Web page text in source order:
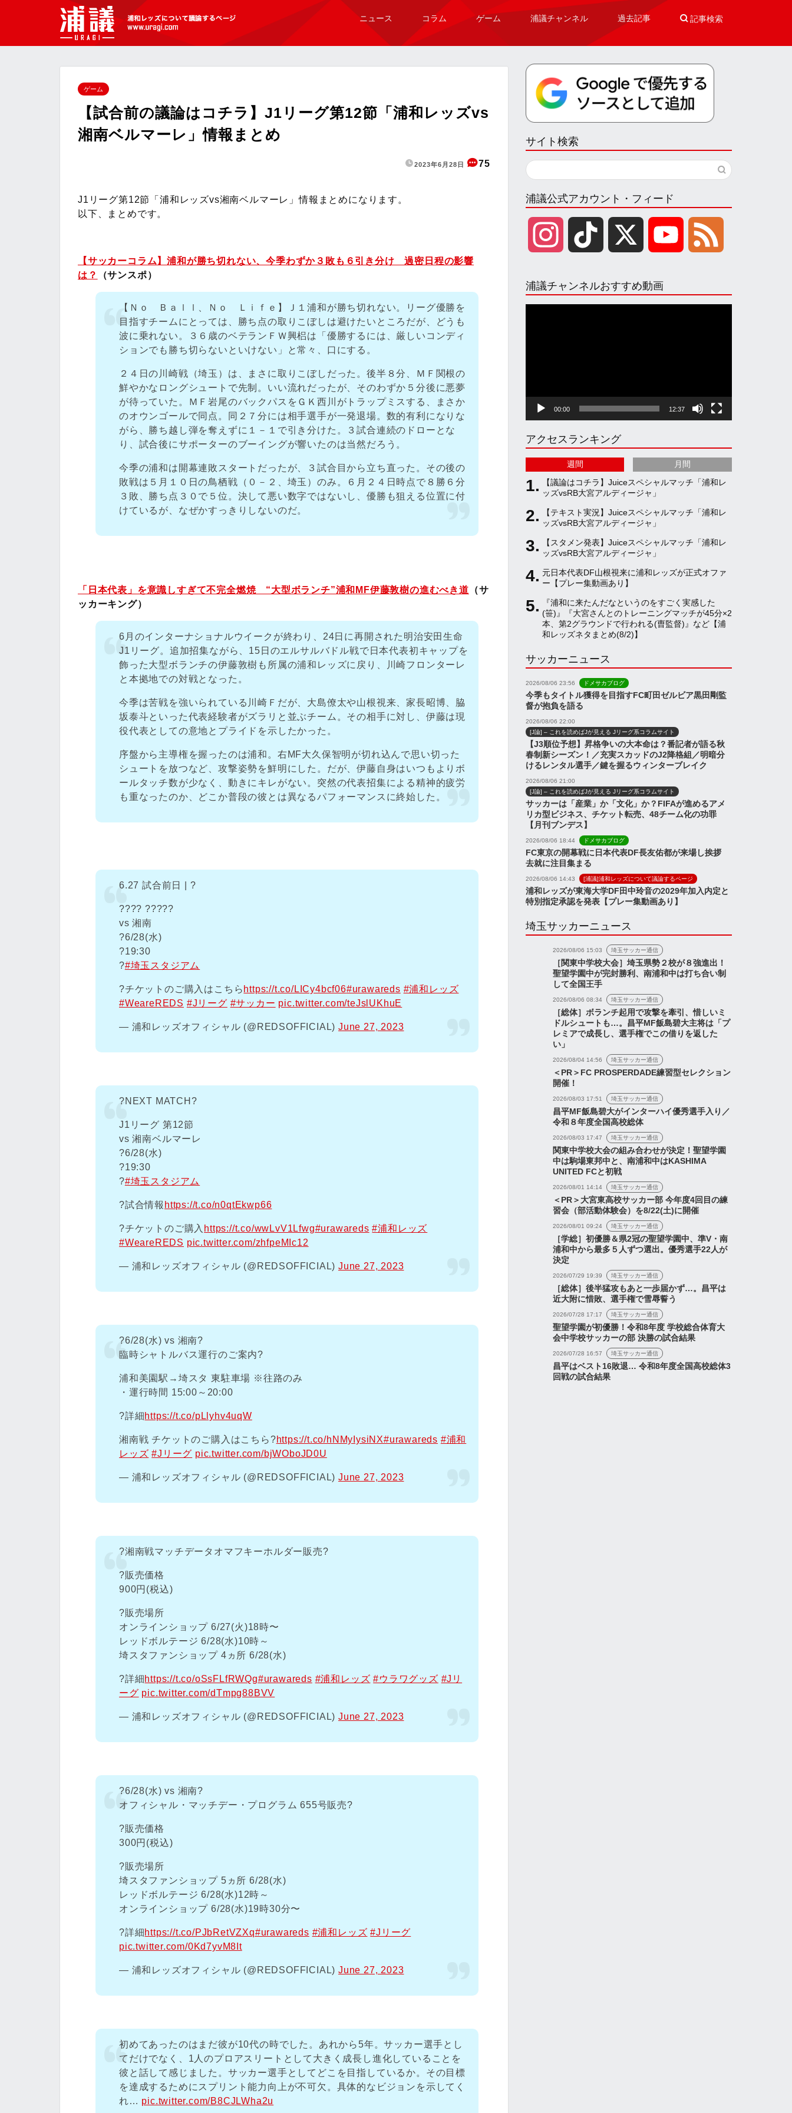
[浦議]浦和レッズについて議論するペ
ニュース コラム ゲーム 浦議チャンネル 過去記事  記事検索
ゲーム
【試合前の議論はコチラ】J1リーグ第12節「浦和レッズvs
湘南ベルマーレ」情報まとめ
2023年6月28日 75
J1リーグ第12節「浦和レッズvs湘南ベルマーレ」情報まとめになります。
以下、まとめです。
【サッカーコラム】浦和が勝ち切れない、今季わずか３敗も６引き分け 過密日程の影響
は？
（サンスポ）
【Ｎｏ Ｂａｌｌ、Ｎｏ Ｌｉｆｅ】Ｊ１浦和が勝ち切れない。リーグ優勝を
目指すチームにとっては、勝ち点の取りこぼしは避けたいところだが、どうも
波に乗れない。３６歳のベテランＦＷ興梠は「優勝するには、厳しいコンディ
ションでも勝ち切らないといけない」と常々、口にする。
２４日の川崎戦（埼玉）は、まさに取りこぼしだった。後半８分、ＭＦ関根の
鮮やかなロングシュートで先制。いい流れだったが、そのわずか５分後に悪夢
が待っていた。ＭＦ岩尾のバックパスをＧＫ西川がトラップミスする、まさか
のオウンゴールで同点。同２７分には相手選手が一発退場。数的有利になりな
がら、勝ち越し弾を奪えずに１－１で引き分けた。３試合連続のドローとな
り、試合後にサポーターのブーイングが響いたのは当然だろう。
今季の浦和は開幕連敗スタートだったが、３試合目から立ち直った。その後の
敗戦は５月１０日の鳥栖戦（０－２、埼玉）のみ。６月２４日時点で８勝６分
３敗、勝ち点３０で５位。決して悪い数字ではないし、優勝も狙える位置に付
けているが、なぜかすっきりしないのだ。
「日本代表」を意識しすぎて不完全燃焼 “大型ボランチ”浦和MF伊藤敦樹の進むべき道 （サ
ッカーキング）
6月のインターナショナルウイークが終わり、24日に再開された明治安田生命
J1リーグ。追加招集ながら、15日のエルサルバドル戦で日本代表初キャップを
飾った大型ボランチの伊藤敦樹も所属の浦和レッズに戻り、川崎フロンターレ
と本拠地での対戦となった。
今季は苦戦を強いられている川崎Ｆだが、大島僚太や山根視来、家長昭博、脇
坂泰斗といった代表経験者がズラリと並ぶチーム。その相手に対し、伊藤は現
役代表としての意地とプライドを示したかった。
序盤から主導権を握ったのは浦和。右MF大久保智明が切れ込んで思い切った
シュートを放つなど、攻撃姿勢を鮮明にした。だが、伊藤自身はいつもよりボ
ールタッチ数が少なく、動きにキレがない。突然の代表招集による精神的疲労
も重なったのか、どこか普段の彼とは異なるパフォーマンスに終始した。
6.27 試合前日 | ?
???? ?????
vs 湘南
?️6/28(水)
?19:30
?#埼玉スタジアム
?️チケットのご購入はこちら https://t.co/LICy4bcf06#urawareds #浦和レッズ
#WeareREDS #Jリーグ #サッカー pic.twitter.com/teJslUKhuE
— 浦和レッズオフィシャル (@REDSOFFICIAL)June 27, 2023
?NEXT MATCH?
J1リーグ 第12節
vs 湘南ベルマーレ
?️6/28(水)
?19:30
?#埼玉スタジアム
?試合情報 https://t.co/n0qtEkwp66
?️チケットのご購入 https://t.co/wwLvV1Lfwg#urawareds #浦和レッズ
#WeareREDS pic.twitter.com/zhfpeMIc12
— 浦和レッズオフィシャル (@REDSOFFICIAL)June 27, 2023
?6/28(水) vs 湘南?
臨時シャトルバス運行のご案内?
浦和美園駅→埼スタ 東駐車場 ※往路のみ
・運行時間 15:00～20:00
?詳細https://t.co/pLlyhv4uqW
湘南戦 チケットのご購入はこちら?️https://t.co/hNMyIysiNX#urawareds #浦和
レッズ #Jリーグ pic.twitter.com/bjWOboJD0U
— 浦和レッズオフィシャル (@REDSOFFICIAL)June 27, 2023
?湘南戦マッチデータオマフキーホルダー販売?
?販売価格
900円(税込)
?販売場所
オンラインショップ 6/27(火)18時〜
レッドボルテージ 6/28(水)10時～
埼スタファンショップ 4ヵ所 6/28(水)
?詳細https://t.co/oSsFLfRWQg#urawareds #浦和レッズ #ウラワグッズ #Jリ
ーグ pic.twitter.com/dTmpg88BVV
— 浦和レッズオフィシャル (@REDSOFFICIAL)June 27, 2023
?6/28(水) vs 湘南?
オフィシャル・マッチデー・プログラム 655号販売?
?販売価格
300円(税込)
?販売場所
埼スタファンショップ 5ヵ所 6/28(水)
レッドボルテージ 6/28(水)12時～
オンラインショップ 6/28(水)19時30分〜
?詳細https://t.co/PJbRetVZXq#urawareds #浦和レッズ #Jリーグ
pic.twitter.com/0Kd7yvM8It
— 浦和レッズオフィシャル (@REDSOFFICIAL)June 27, 2023
初めてあったのはまだ彼が10代の時でした。あれから5年。サッカー選手とし
てだけでなく、1人のプロアスリートとして大きく成長し進化していることを
彼と話して感じました。サッカー選手としてどこを目指しているか。その目標
を達成するためにスプリント能力向上が不可欠。具体的なビジョンを示してく
れ… pic.twitter.com/B8CJLWha2u
サイト検索
浦議公式アカウント・フィード
s
g
r
a
m
k
k
u
b
e
C
h
n
l
e
浦議チャンネルおすすめ動画
00:00 12:37
アクセスランキング
週間 月間
【議論はコチラ】Juiceスペシャルマッチ「浦和レ
ッズvsRB大宮アルディージャ」
【テキスト実況】Juiceスペシャルマッチ「浦和レ
ッズvsRB大宮アルディージャ」
【スタメン発表】Juiceスペシャルマッチ「浦和レ
ッズvsRB大宮アルディージャ」
元日本代表DF山根視来に浦和レッズが正式オファ
ー【プレー集動画あり】
『浦和に来たんだなというのをすごく実感した
(笹)』『大宮さんとのトレーニングマッチが45分×2
本、第2グラウンドで行われる(曺監督)』など【浦
和レッズネタまとめ(8/2)】
サッカーニュース
2026/08/06 23:56 ドメサカブログ
今季もタイトル獲得を目指すFC町田ゼルビア黒田剛監
督が抱負を語る
2026/08/06 22:00
[J論] – これを読めばJが見える Jリーグ系コラムサイト
【J3順位予想】昇格争いの大本命は？番記者が語る秋
春制新シーズン！／充実スカッドのJ2降格組／明暗分
けるレンタル選手／鍵を握るウィンターブレイク
2026/08/06 21:00
[J論] – これを読めばJが見える Jリーグ系コラムサイト
サッカーは「産業」か「文化」か？FIFAが進めるアメ
リカ型ビジネス、チケット転売、48チーム化の功罪
【月刊ブンデス】
2026/08/06 18:44 ドメサカブログ
FC東京の開幕戦に日本代表DF長友佑都が来場し挨拶
去就に注目集まる
2026/08/06 14:43 [浦議]浦和レッズについて議論するページ
浦和レッズが東海大学DF田中玲音の2029年加入内定と
特別指定承認を発表【プレー集動画あり】
埼玉サッカーニュース
2026/08/06 15:03 埼玉サッカー通信
［関東中学校大会］埼玉県勢２校が８強進出！
聖望学園中が完封勝利、南浦和中は打ち合い制
して全国王手
2026/08/06 08:34 埼玉サッカー通信
［総体］ボランチ起用で攻撃を牽引、惜しいミ
ドルシュートも…。昌平MF飯島碧大主将は「プ
レミアで成長し、選手権でこの借りを返した
い」
2026/08/04 14:56 埼玉サッカー通信
＜PR＞FC PROSPERDADE練習型セレクション
開催！
2026/08/03 17:51 埼玉サッカー通信
昌平MF飯島碧大がインターハイ優秀選手入り／
令和８年度全国高校総体
2026/08/03 17:47 埼玉サッカー通信
関東中学校大会の組み合わせが決定！聖望学園
中は駒場東邦中と、南浦和中はKASHIMA
UNITED FCと初戦
2026/08/01 14:14 埼玉サッカー通信
＜PR＞大宮東高校サッカー部 今年度4回目の練
習会（部活動体験会）を8/22(土)に開催
2026/08/01 09:24 埼玉サッカー通信
［学総］初優勝＆県2冠の聖望学園中、準V・南
浦和中から最多５人ずつ選出。優秀選手22人が
決定
2026/07/29 19:39 埼玉サッカー通信
［総体］後半猛攻もあと一歩届かず…。昌平は
近大附に惜敗、選手権で雪辱誓う
2026/07/28 17:17 埼玉サッカー通信
聖望学園が初優勝！令和8年度 学校総合体育大
会中学校サッカーの部 決勝の試合結果
2026/07/28 16:57 埼玉サッカー通信
昌平はベスト16敗退… 令和8年度全国高校総体3
回戦の試合結果